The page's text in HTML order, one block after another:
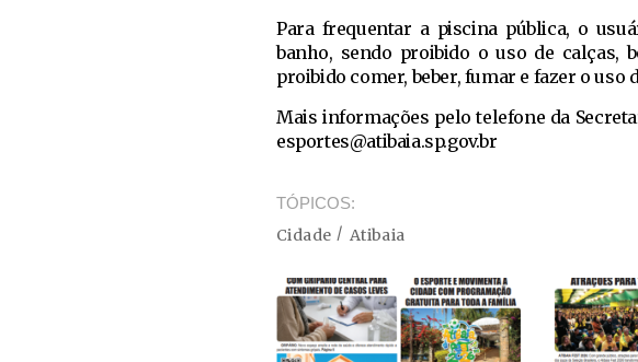
Para frequentar a piscina pública, o
banho, sendo proibido o uso de calças,
proibido comer, beber, fumar e fazer o
Mais informações pelo telefone da
esportes@atibaia.sp.gov.br
TÓPICOS
Cidade Atibaia